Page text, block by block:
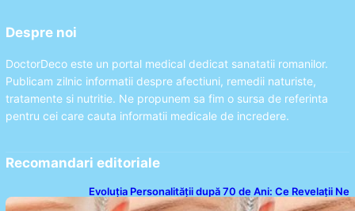
Despre noi
DoctorDeco este un portal medical dedicat sanatatii romanilor.
Publicam zilnic informatii despre afectiuni, remedii naturiste,
tratamente si nutritie. Ne propunem sa fim o sursa de referinta
pentru cei care cauta informatii medicale de incredere.
Recomandari editoriale
Evoluția Personalității după 70 de Ani: Ce Revelații Ne
Oferă Studiile Psihologice